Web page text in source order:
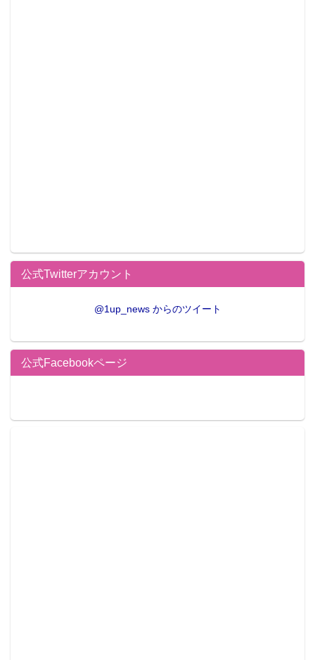
公式Twitterアカウント
@1up_news からのツイート
公式Facebookページ